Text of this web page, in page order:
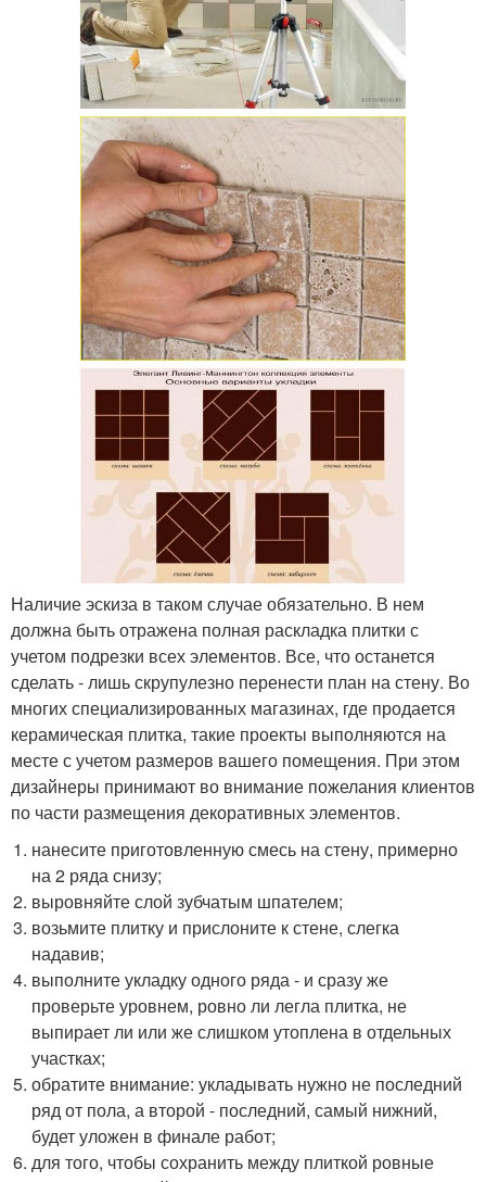
Наличие эскиза в таком случае обязательно. В нем
должна быть отражена полная раскладка плитки с
учетом подрезки всех элементов. Все, что останется
сделать - лишь скрупулезно перенести план на стену. Во
многих специализированных магазинах, где продается
керамическая плитка, такие проекты выполняются на
месте с учетом размеров вашего помещения. При этом
дизайнеры принимают во внимание пожелания клиентов
по части размещения декоративных элементов.
нанесите приготовленную смесь на стену, примерно
на 2 ряда снизу;
выровняйте слой зубчатым шпателем;
возьмите плитку и прислоните к стене, слегка
надавив;
выполните укладку одного ряда - и сразу же
проверьте уровнем, ровно ли легла плитка, не
выпирает ли или же слишком утоплена в отдельных
участках;
обратите внимание: укладывать нужно не последний
ряд от пола, а второй - последний, самый нижний,
будет уложен в финале работ;
для того, чтобы сохранить между плиткой ровные